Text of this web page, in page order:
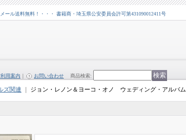
ル送料無料！・・・ 書籍商・埼玉県公安委員会許可第431090012411号
利用案内 お問い合わせ 商品検索:
ズ関連 ジョン・レノン＆ヨーコ・オノ ウェディング・アルバム